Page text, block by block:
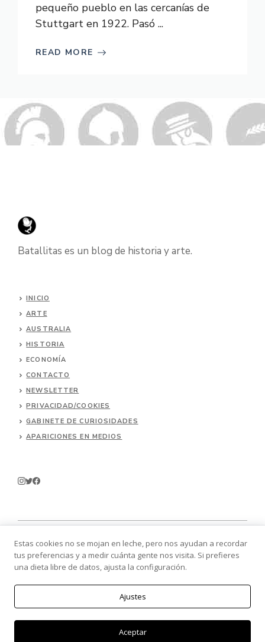
pequeño pueblo en las cercanías de
Stuttgart en 1922. Pasó ...
READ MORE
Batallitas es un blog de historia y arte.
INICIO
ARTE
AUSTRALIA
HISTORIA
ECONOMÍA
CONTACTO
NEWSLETTER
PRIVACIDAD/COOKIES
GABINETE DE CURIOSIDADES
APARICIONES EN MEDIOS
© 2026 Batallitas.
Estas cookies no se mojan en leche, pero nos ayudan a recordar
tus preferencias y a medir cuánta gente nos visita. Si prefieres
una dieta libre de datos, ajusta la configuración.
Ajustes
Aceptar